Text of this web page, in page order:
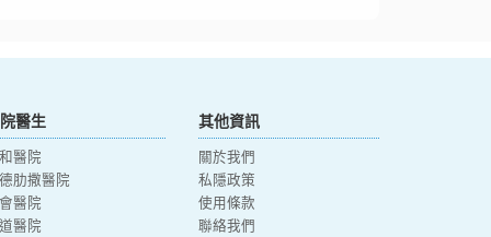
醫生
醫院
肋撒醫院
醫院
醫院
其他資訊
關於我們
私隱政策
使用條款
聯絡我們